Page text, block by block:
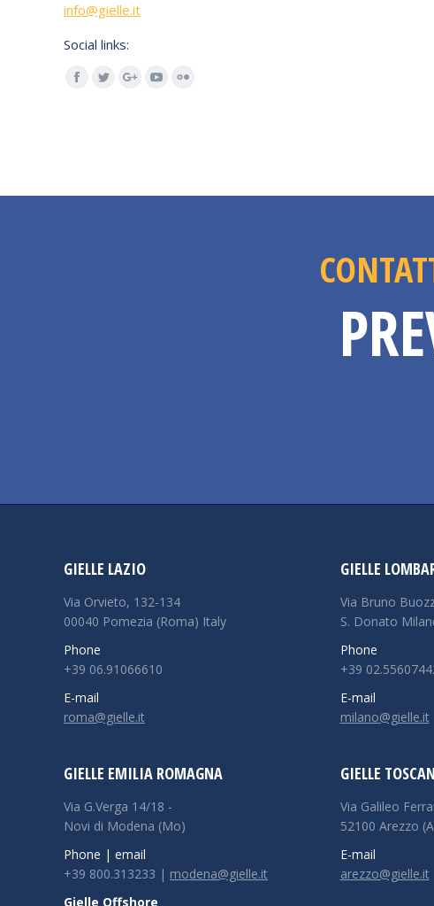
info@gielle.it
Social links:
Facebook
TwitterGoogle+YouTube
GIELLE LAZIO
Via Orvieto, 132-134
00040 Pomezia (Roma) Italy
Phone
+39 06.91066610
E-mail
roma@gielle.it
GIELLE
Via Bruno
S. Donato
Phone
+39
E-mail
milano@gielle.it
GIELLE EMILIA ROMAGNA
Via G.Verga 14/18 -
Novi di Modena (Mo)
Phone | email
+39 800.313233 | modena@gielle.it
Gielle Offshore
GIELLE
Via Galileo
52100 Arezzo
E-mail
arezzo@gielle.it